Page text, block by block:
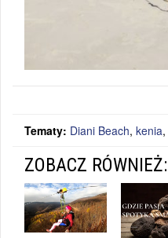
Tematy: Diani Beach, kenia,
ZOBACZ RÓWNIEŻ: